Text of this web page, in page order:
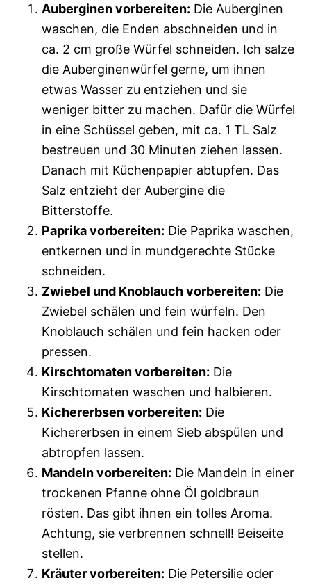
Auberginen vorbereiten: Die Auberginen
waschen, die Enden abschneiden und in
ca. 2 cm große Würfel schneiden. Ich salze
die Auberginenwürfel gerne, um ihnen
etwas Wasser zu entziehen und sie
weniger bitter zu machen. Dafür die Würfel
in eine Schüssel geben, mit ca. 1 TL Salz
bestreuen und 30 Minuten ziehen lassen.
Danach mit Küchenpapier abtupfen. Das
Salz entzieht der Aubergine die
Bitterstoffe.
Paprika vorbereiten: Die Paprika waschen,
entkernen und in mundgerechte Stücke
schneiden.
Zwiebel und Knoblauch vorbereiten: Die
Zwiebel schälen und fein würfeln. Den
Knoblauch schälen und fein hacken oder
pressen.
Kirschtomaten vorbereiten: Die
Kirschtomaten waschen und halbieren.
Kichererbsen vorbereiten: Die
Kichererbsen in einem Sieb abspülen und
abtropfen lassen.
Mandeln vorbereiten: Die Mandeln in einer
trockenen Pfanne ohne Öl goldbraun
rösten. Das gibt ihnen ein tolles Aroma.
Achtung, sie verbrennen schnell! Beiseite
stellen.
Kräuter vorbereiten: Die Petersilie oder